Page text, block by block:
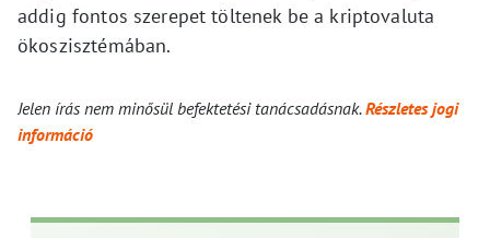
addig fontos szerepet töltenek be a kriptovaluta
ökoszisztémában.
Jelen írás nem minősül befektetési tanácsadásnak.Részletes jogi
információ